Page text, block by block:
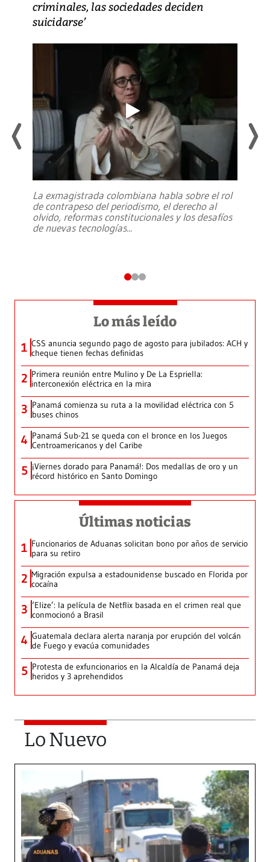
criminales, las sociedades deciden
suicidarse’
La exmagistrada colombiana habla sobre el rol
de contrapeso del periodismo, el derecho al
olvido, reformas constitucionales y los desafíos
de nuevas tecnologías...
Lo más leído
1 CSS anuncia segundo pago de agosto para jubilados: ACH y
cheque tienen fechas definidas
2 Primera reunión entre Mulino y De La Espriella:
interconexión eléctrica en la mira
3 Panamá comienza su ruta a la movilidad eléctrica con 5
buses chinos
4 Panamá Sub-21 se queda con el bronce en los Juegos
Centroamericanos y del Caribe
5 ¡Viernes dorado para Panamá!: Dos medallas de oro y un
récord histórico en Santo Domingo
Últimas noticias
1 Funcionarios de Aduanas solicitan bono por años de servicio
para su retiro
2 Migración expulsa a estadounidense buscado en Florida por
cocaína
3 ‘Elize’: la película de Netflix basada en el crimen real que
conmocionó a Brasil
4 Guatemala declara alerta naranja por erupción del volcán
de Fuego y evacúa comunidades
5 Protesta de exfuncionarios en la Alcaldía de Panamá deja
heridos y 3 aprehendidos
Lo Nuevo